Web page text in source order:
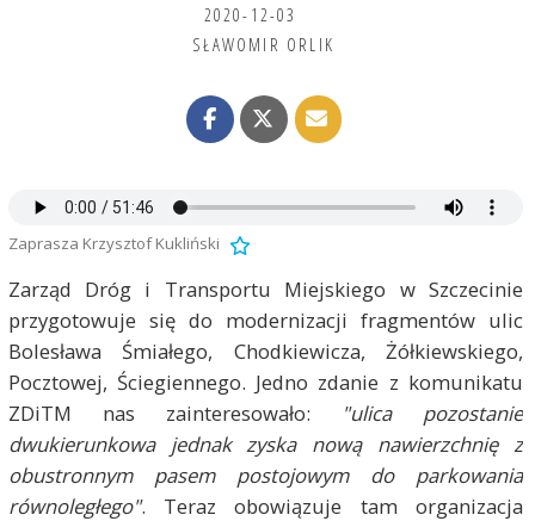
2020-12-03
SŁAWOMIR ORLIK
Zaprasza Krzysztof Kukliński
Zarząd Dróg i Transportu Miejskiego w Szczecinie
przygotowuje się do modernizacji fragmentów ulic
Bolesława Śmiałego, Chodkiewicza, Żółkiewskiego,
Pocztowej, Ściegiennego. Jedno zdanie z komunikatu
ZDiTM nas zainteresowało:
"ulica pozostanie
dwukierunkowa jednak zyska nową nawierzchnię z
obustronnym pasem postojowym do parkowania
równoległego". Teraz obowiązuje tam organizacja